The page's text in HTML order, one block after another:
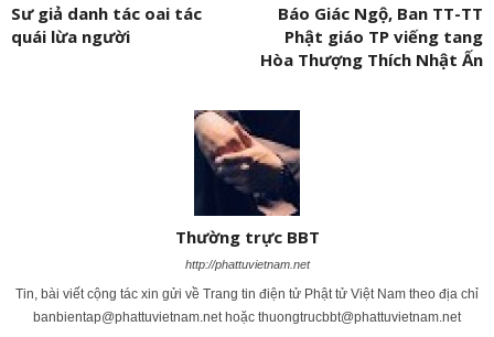
Sư giả danh tác oai tác
quái lừa người
Báo Giác Ngộ, Ban TT-TT
Phật giáo TP viếng tang
Hòa Thượng Thích Nhật Ấn
Thường trực BBT
http://phattuvietnam.net
Tin, bài viết cộng tác xin gửi về Trang tin điện tử Phật tử Việt Nam theo địa chỉ
banbientap@phattuvietnam.net hoặc thuongtrucbbt@phattuvietnam.net